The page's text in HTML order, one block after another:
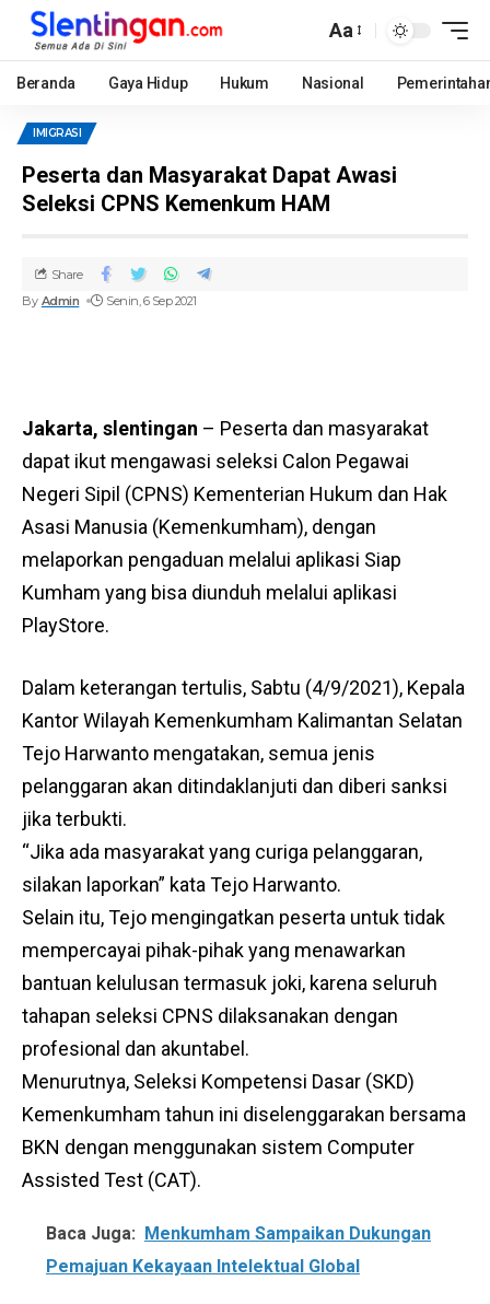
Aa
Beranda Gaya Hidup Hukum Nasional
IMIGRASI
Peserta dan Masyarakat Dapat Awasi
Seleksi CPNS Kemenkum HAM
By Admin Senin, 6 Sep 2021
Share
Jakarta, slentingan – Peserta dan masyarakat
dapat ikut mengawasi seleksi Calon Pegawai
Negeri Sipil (CPNS) Kementerian Hukum dan Hak
Asasi Manusia (Kemenkumham), dengan
melaporkan pengaduan melalui aplikasi Siap
Kumham yang bisa diunduh melalui aplikasi
PlayStore.
Dalam keterangan tertulis, Sabtu (4/9/2021), Kepala
Kantor Wilayah Kemenkumham Kalimantan Selatan
Tejo Harwanto mengatakan, semua jenis
pelanggaran akan ditindaklanjuti dan diberi sanksi
jika terbukti.
“Jika ada masyarakat yang curiga pelanggaran,
silakan laporkan” kata Tejo Harwanto.
Selain itu, Tejo mengingatkan peserta untuk tidak
mempercayai pihak-pihak yang menawarkan
bantuan kelulusan termasuk joki, karena seluruh
tahapan seleksi CPNS dilaksanakan dengan
profesional dan akuntabel.
Menurutnya, Seleksi Kompetensi Dasar (SKD)
Kemenkumham tahun ini diselenggarakan bersama
BKN dengan menggunakan sistem Computer
Assisted Test (CAT).
Baca Juga: Menkumham Sampaikan Dukungan
Pemajuan Kekayaan Intelektual Global